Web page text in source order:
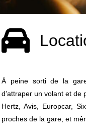
À peine sorti de la
d’attraper un volant et
Hertz, Avis, Europcar,
proches de la gare, et